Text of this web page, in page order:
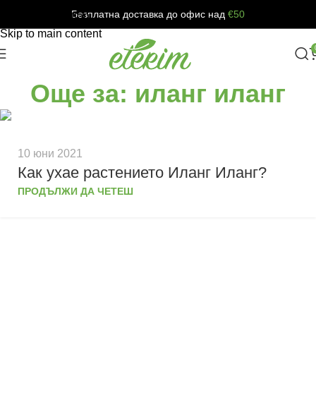
Skip to navigation
Skip to main content
Безплатна доставка до офис над €50
Още за: иланг иланг
10 юни 2021
Как ухае растението Иланг Иланг?
ПРОДЪЛЖИ ДА ЧЕТЕШ